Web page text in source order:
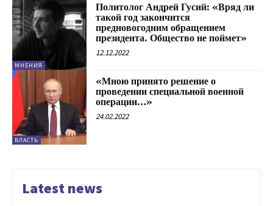
МНЕНИЯ
Политолог Андрей Гусий: «Вряд ли
такой год закончится
предновогодним обращением
президента. Общество не поймет»
12.12.2022
ВЛАСТЬ
«Мною принято решение о
проведении специальной военной
операции…»
24.02.2022
Latest news